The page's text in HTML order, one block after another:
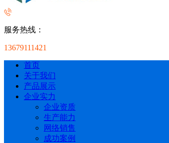
服务热线：
13679111421
首页
关于我们
产品展示
企业实力
企业资质
生产能力
网络销售
成功案例